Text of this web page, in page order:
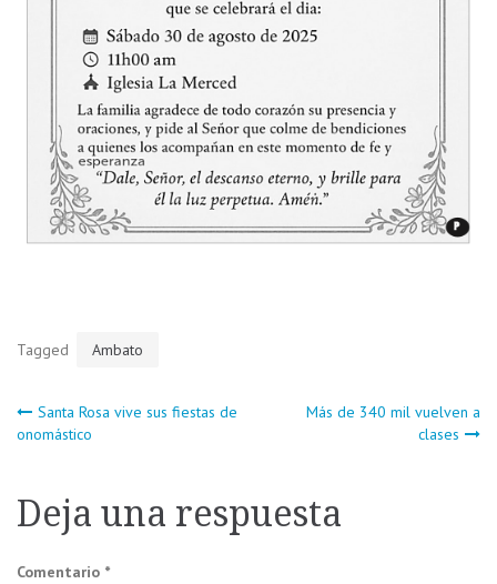
Tagged Ambato
Navegación
entradas
Santa Rosa vive sus fiestas de
onomástico
Más de 340 mil vuelven a
clases
Deja una respuesta
Comentario *